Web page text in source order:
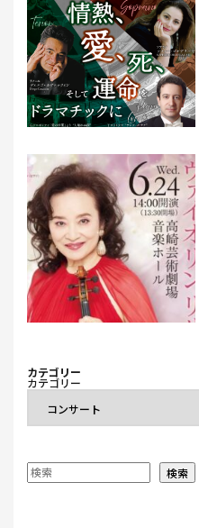
カテゴリー
カテゴリー
検索